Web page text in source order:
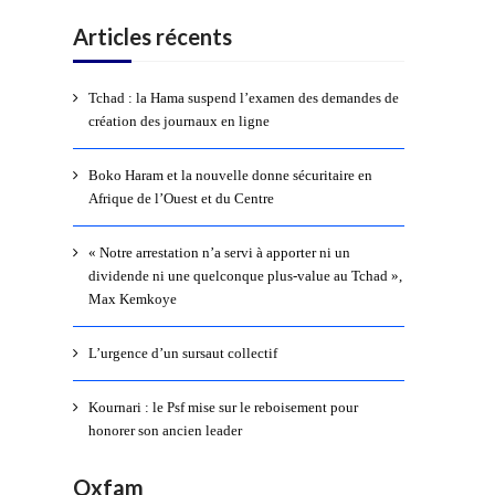
Articles récents
Tchad : la Hama suspend l’examen des demandes de
création des journaux en ligne
Boko Haram et la nouvelle donne sécuritaire en
Afrique de l’Ouest et du Centre
« Notre arrestation n’a servi à apporter ni un
dividende ni une quelconque plus-value au Tchad »,
Max Kemkoye
L’urgence d’un sursaut collectif
Kournari : le Psf mise sur le reboisement pour
honorer son ancien leader
Oxfam